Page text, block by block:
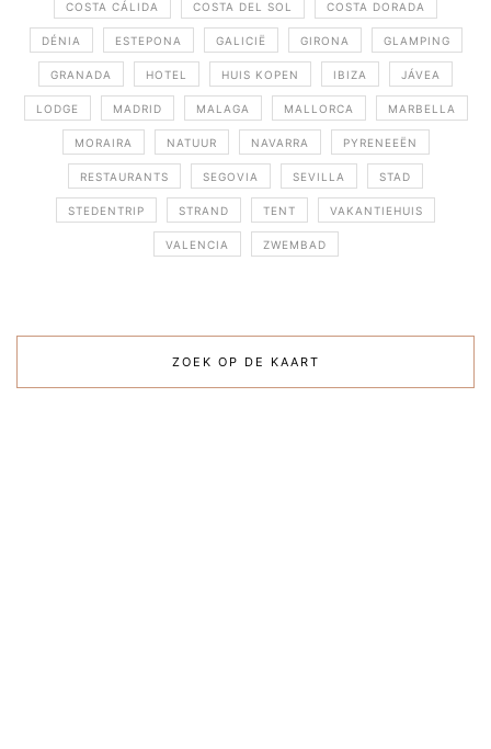
COSTA CÁLIDA COSTA DEL SOL COSTA DORADA
DÉNIA ESTEPONA GALICIË GIRONA GLAMPING
GRANADA HOTEL HUIS KOPEN IBIZA JÁVEA
LODGE MADRID MALAGA MALLORCA MARBELLA
MORAIRA NATUUR NAVARRA PYRENEEËN
RESTAURANTS SEGOVIA SEVILLA STAD
STEDENTRIP STRAND TENT VAKANTIEHUIS
VALENCIA ZWEMBAD
ZOEK OP DE KAART